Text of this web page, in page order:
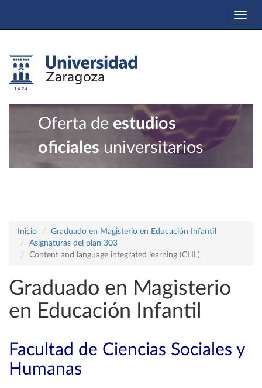
Oferta de estudios
oficiales universitarios
Inicio
Graduado en Magisterio en Educación Infantil
Asignaturas del plan 303
Content and language integrated learning (CLIL)
Graduado en Magisterio
en Educación Infantil
Facultad de Ciencias Sociales y
Humanas